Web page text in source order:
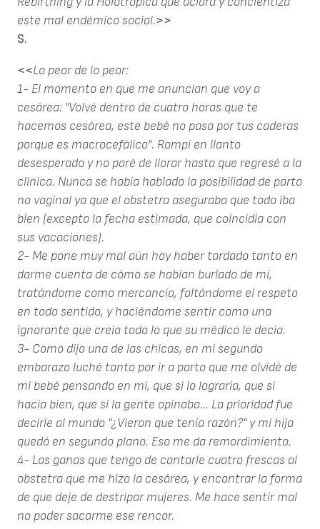
este mal endémico social.>>
S.
<<Lo peor de lo peor:
1- El momento en que me anuncian que voy a
cesárea: "Volvé dentro de cuatro horas que te
hacemos cesárea, este bebé no pasa por tus caderas
porque es macrocefálico". Rompí en llanto
desesperado y no paré de llorar hasta que regresé a la
clínica. Nunca se había hablado la posibilidad de parto
no vaginal ya que el obstetra aseguraba que todo iba
bien (excepto la fecha estimada, que coincidía con
sus vacaciones).
2- Me pone muy mal aún hoy haber tardado tanto en
darme cuenta de cómo se habían burlado de mí,
tratándome como mercancía, faltándome el respeto
en todo sentido, y haciéndome sentir como una
ignorante que creía todo lo que su médico le decía.
3- Como dijo una de las chicas, en mi segundo
embarazo luché tanto por ir a parto que me olvidé de
mi bebé pensando en mí, que si lo lograría, que si
hacía bien, que si la gente opinaba... La prioridad fue
decirle al mundo "¿Vieron que tenía razón?" y mi hija
quedó en segundo plano. Eso me da remordimiento.
4- Las ganas que tengo de cantarle cuatro frescas al
obstetra que me hizo la cesárea, y encontrar la forma
de que deje de destripar mujeres. Me hace sentir mal
no poder sacarme ese rencor.